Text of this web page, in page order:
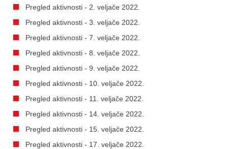
Pregled aktivnosti - 2. veljače 2022.
Pregled aktivnosti - 3. veljače 2022.
Pregled aktivnosti - 7. veljače 2022.
Pregled aktivnosti - 8. veljače 2022.
Pregled aktivnosti - 9. veljače 2022.
Pregled aktivnosti - 10. veljače 2022.
Pregled aktivnosti - 11. veljače 2022.
Pregled aktivnosti - 14. veljače 2022.
Pregled aktivnosti - 15. veljače 2022.
Pregled aktivnosti - 17. veljače 2022.